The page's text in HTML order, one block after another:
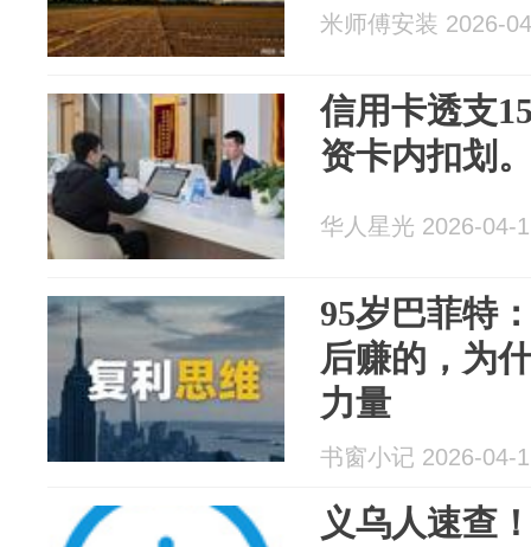
米师傅安装 2026-
信用卡透支
资卡内扣划
华人星光 2026-04-
95岁巴菲特
后赚的，为
力量
书窗小记 2026-04-
义乌人速查